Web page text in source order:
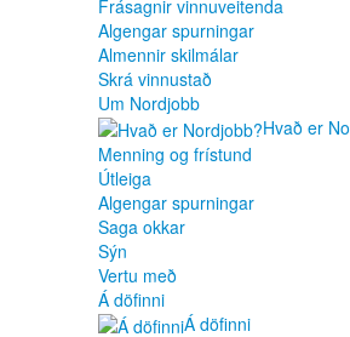
Frásagnir vinnuveitenda
Algengar spurningar
Almennir skilmálar
Skrá vinnustað
Um Nordjobb
Hvað er
Menning og frístund
Útleiga
Algengar spurningar
Saga okkar
Sýn
Vertu með
Á döfinni
Á döfinni